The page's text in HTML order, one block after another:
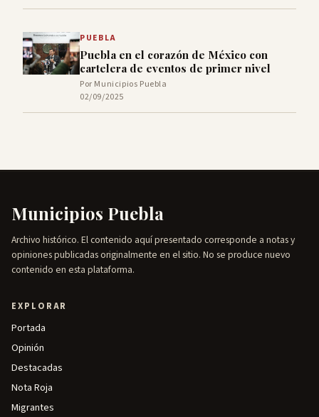
PUEBLA
Puebla en el corazón de México con
cartelera de eventos de primer nivel
Por Municipios Puebla
02/09/2025
Municipios Puebla
Archivo histórico. El contenido aquí presentado corresponde a notas y
opiniones publicadas originalmente en el sitio. No se produce nuevo
contenido en esta plataforma.
EXPLORAR
Portada
Opinión
Destacadas
Nota Roja
Migrantes